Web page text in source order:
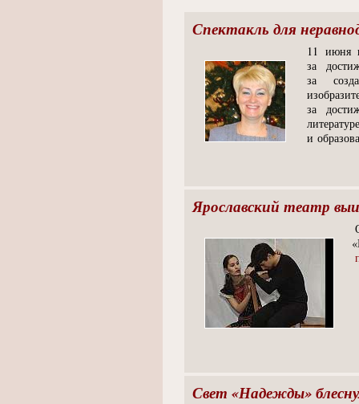
Спектакль для
11 июня
за
за
за
и
Ярославский театр
«
Свет «Надежды»